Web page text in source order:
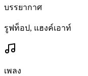
บรรยากาศ
รูฟท็อป, แฮงค์เอาท์
เพลง